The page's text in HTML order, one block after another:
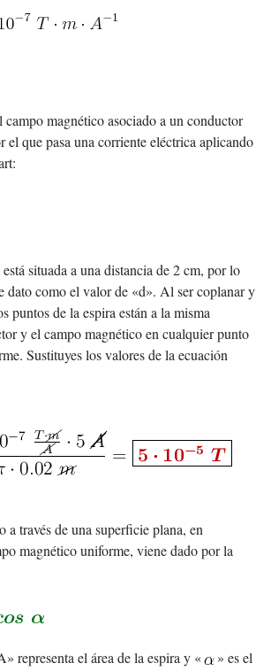
campo magnético asociado a un conductor
que pasa una corriente eléctrica aplicando
situada a una distancia de 2 cm, por lo
dato como el valor de «d». Al ser coplanar y
puntos de la espira están a la misma
y el campo magnético en cualquier punto
Sustituyes los valores de la ecuación
través de una superficie plana, en
magnético uniforme, viene dado por la
representa el área de la espira y « » es el